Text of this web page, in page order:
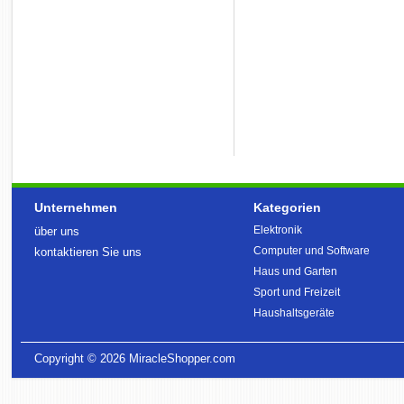
Unternehmen
über uns
kontaktieren Sie uns
Kategorien
Elektronik
Computer und Software
Haus und Garten
Sport und Freizeit
Haushaltsgeräte
Copyright © 2026 MiracleShopper.com